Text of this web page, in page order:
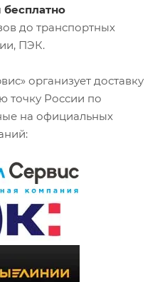
бесплатно
до транспортных
ПЭК.
организует доставку
точку России по
на официальных